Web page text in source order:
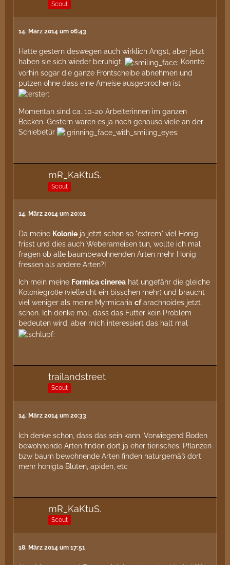
Scout
14. März 2014 um 06:43
Hatte gestern deswegen auch wirklich Angst, aber jetzt
haben sie sich wieder beruhigt.
Konnte
vorhin sogar die ganze Frontscheibe abnehmen und
putzen ohne dass eine Ameise ausgebrochen ist
Momentan sind ca. 10-20 Arbeiterinnen im ganzen
Becken. Gestern waren es ja noch genauso viele an der
Schiebetür
mR_KaKtuS.
Scout
14. März 2014 um 20:01
Da meine Kolonie ja jetzt schon so "extrem" viel Honig
frisst und dies auch Weberameisen tun, wollte ich mal
fragen ob alle baumbewohnenden Arten mehr Honig
fressen als andere Arten?!
Ich mein meine Formica cinerea hat ungefähr die gleiche
Koloniegröße (vielleicht ein bisschen mehr) und braucht
viel weniger als meine Myrmicaria cfarachnoides jetzt
schon. Ich denke mal, dass das Futter kein Problem
bedeuten wird, aber mich interessiert das halt mal
trailandstreet
Scout
14. März 2014 um 20:33
Ich denke schon, dass das sein kann. Vorwiegend Boden
bewohnende Arten finden dort ja eher tierisches. Pflanzen
bzw baum bewohnende Arten finden naturgemäß dort
mehr honigta Blüten, apiden, etc
mR_KaKtuS.
Scout
18. März 2014 um 17:51